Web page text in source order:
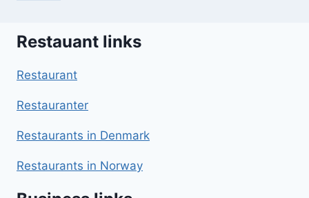
Restauant links
Restaurant
Restauranter
Restaurants in Denmark
Restaurants in Norway